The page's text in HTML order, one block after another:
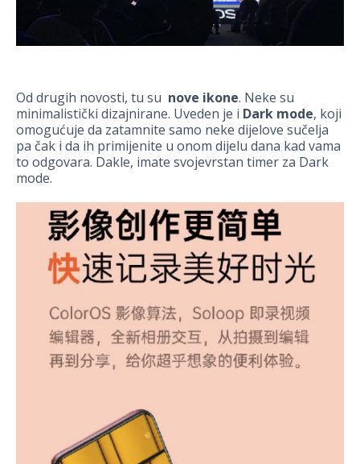
Od drugih novosti, tu su nove ikone. Neke su
minimalistički dizajnirane. Uveden je i Dark mode, koji
omogućuje da zatamnite samo neke dijelove sučelja
pa čak i da ih primijenite u onom dijelu dana kad vama
to odgovara. Dakle, imate svojevrstan timer za Dark
mode.